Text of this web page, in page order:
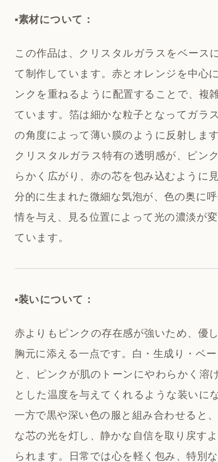
▪️素材について：
この作品は、クリスタルガラスをベース
て制作しています。赤とオレンジを中心
ンクを重ねるように配置することで、複
ています。箔は細かな粒子となってガラ
の角度によって薄い膜のように反射しま
クリスタルガラス特有の透明感が、ピン
らかく広がり、赤の芯を包み込むように
分的に生まれた微細な気泡が、色の奥に
情を与え、見る位置によって光の濃淡が
ています。
▪️装いについて：
赤よりもピンクの存在感が強いため、優
胸元に添える一点です。白・生成り・ベ
と、ピンクが肌のトーンにやわらかく溶
とした温度を与えてくれるような装いに
一方で黒や深い色の服と組み合わせると
な芯の光を灯し、静かな自信を取り戻す
られます。日常では心を軽く包み、特別